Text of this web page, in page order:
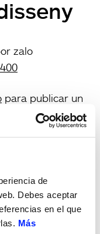
de
Debes aceptar
en el que
Más
zalo
para publicar un